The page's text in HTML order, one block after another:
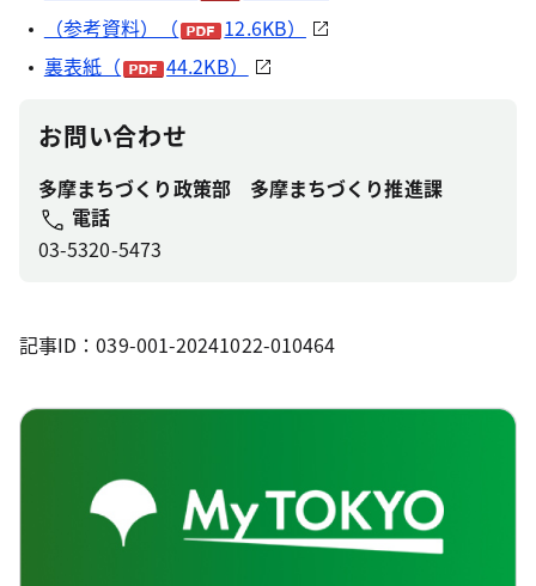
（参考資料）（
12.6KB）
裏表紙（
44.2KB）
お問い合わせ
多摩まちづくり政策部 多摩まちづくり推進課
電話
03-5320-5473
記事ID：039-001-20241022-010464